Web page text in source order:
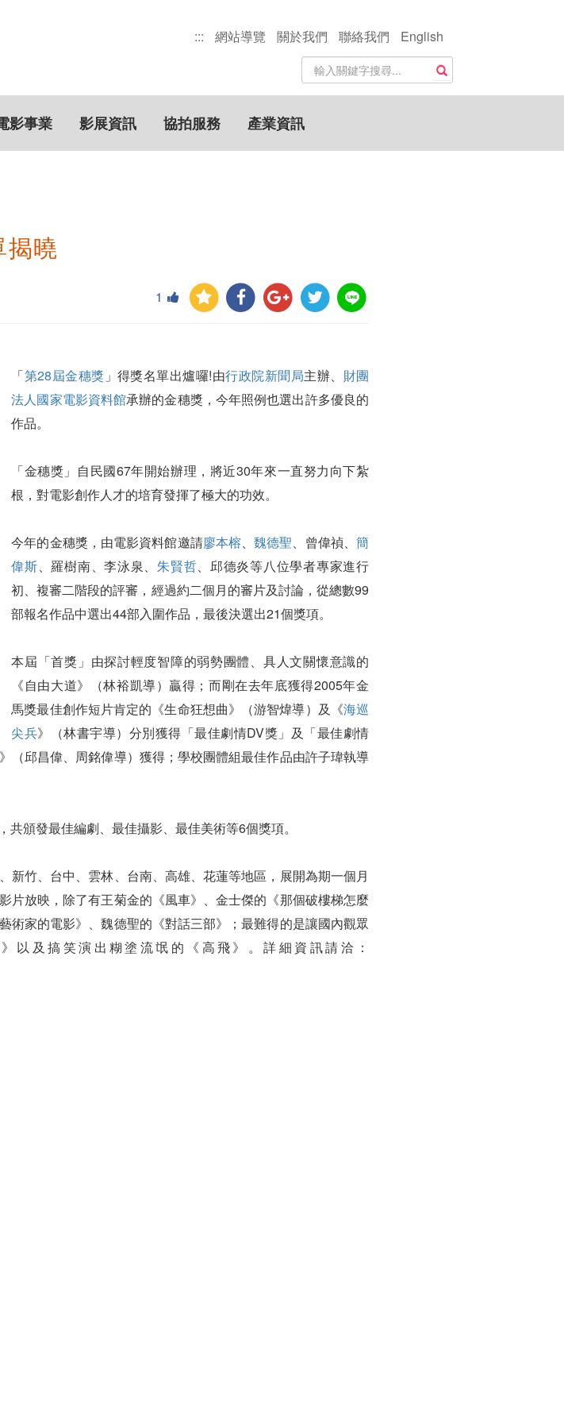
::: 網站導覽 關於我們 聯絡我們
English
站
內
搜
尋
關
鍵
搜尋
影事業 影展資訊 協拍服務 產業資訊
揭曉
1
「第28屆金穗獎 」得獎名單出爐囉!由行政院新聞局主辦、 財團
法人國家電影資料館承辦的金穗獎，今年照例也選出許多優良的
作品。
「金穗獎」自民國67年開始辦理，將近30年來一直努力向下紮
根，對電影創作人才的培育發揮了極大的功效。
今年的金穗獎，由電影資料館邀請廖本榕、魏德聖、曾偉禎、簡
偉斯、羅樹南、李泳泉、朱賢哲、邱德炎等八位學者專家進行
初、複審二階段的評審，經過約二個月的審片及討論，從總數99
部報名作品中選出44部入圍作品，最後決選出21個獎項。
本屆「首獎」由探討輕度智障的弱勢團體、具人文關懷意識的
《自由大道》（林裕凱導）贏得；而剛在去年底獲得2005年金
馬獎最佳創作短片肯定的《生命狂想曲》（游智煒導）及《海巡
尖兵》（林書宇導）分別獲得「最佳劇情DV獎」及「最佳劇情
（邱昌偉、周銘偉導）獲得；學校團體組最佳作品由許子瑋執導
頒發最佳編劇、最佳攝影、最佳美術等6個獎項。
竹、台中、雲林、台南、高雄、花蓮等地區，展開為期一個月
片放映，除了有王菊金的《風車》、金士傑的《那個破樓梯怎麼
術家的電影》、魏德聖的《對話三部》；最難得的是讓國內觀眾
以及搞笑演出糊塗流氓的《高飛》。詳細資訊請洽：